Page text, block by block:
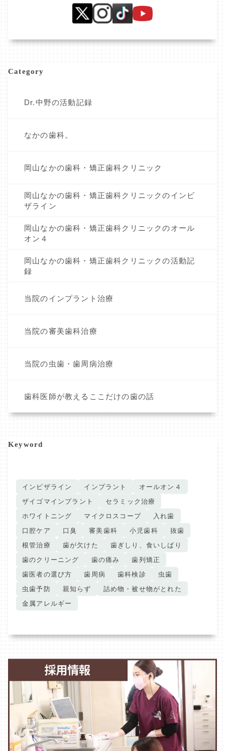
Category
Dr.中野の活動記録
なかの歯科。
岡山なかの歯科・矯正歯科クリニック
岡山なかの歯科・矯正歯科クリニックのインビ
ザライン
岡山なかの歯科・矯正歯科クリニックのオール
オン４
岡山なかの歯科・矯正歯科クリニックの活動記
録
当院のインプラント治療
当院の審美歯科治療
当院の虫歯・歯周病治療
歯科医師が教えるここだけの歯の話
Keyword
インビザライン インプラント
オールオン４
ザイゴマインプラント
セラミック治療
ホワイトニング
マイクロスコープ
入れ歯
口腔ケア
口臭 審美歯科 小児歯科
抜歯
根管治療
歯が欠けた
歯ぎしり、食いしばり
歯のクリーニング
歯の痛み
歯列矯正
歯医者の選び方
歯周病 歯科検診
虫歯
虫歯予防
親知らず
詰め物・被せ物がとれた
金属アレルギー